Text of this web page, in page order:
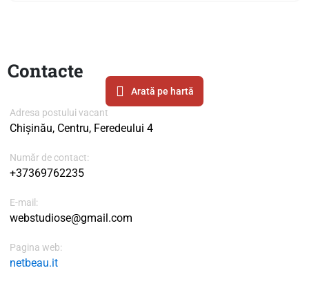
Contacte
Arată pe hartă
Adresa postului vacant
Chișinău, Centru, Feredeului 4
Număr de contact:
+37369762235
E-mail:
webstudiose@gmail.com
Pagina web:
netbeau.it